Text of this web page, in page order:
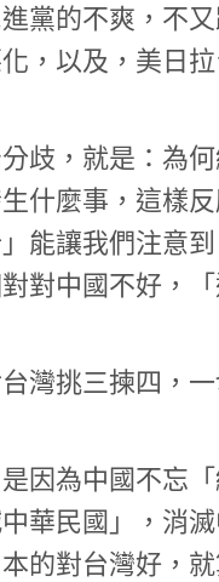
黨的不爽，不
，以及，美日拉
歧，就是：為
什麼事，這樣
能讓我們注意到
對中國不好，
灣挑三揀四，
因為中國不忘
華民國」，消滅
的對台灣好，